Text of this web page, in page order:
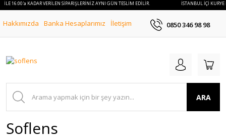
İLE 16:00'a KADAR VERİLEN SİPARİŞLERİNİZ AYNI GÜN TESLİM EDİLİR. İSTANBUL İÇİ
Hakkımızda Banka Hesaplarımız İletişim 0850 346 98 98
ARA
Soflens